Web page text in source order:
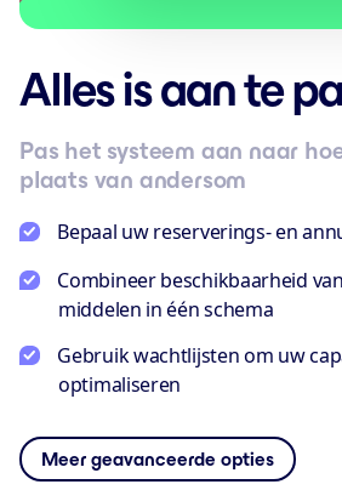
Alles is aan te
Pas het systeem aan naar
plaats van andersom
Bepaal uw reserverings- en
Combineer beschikbaarheid
middelen in één schema
Gebruik wachtlijsten om uw
optimaliseren
Meer geavanceerde opties